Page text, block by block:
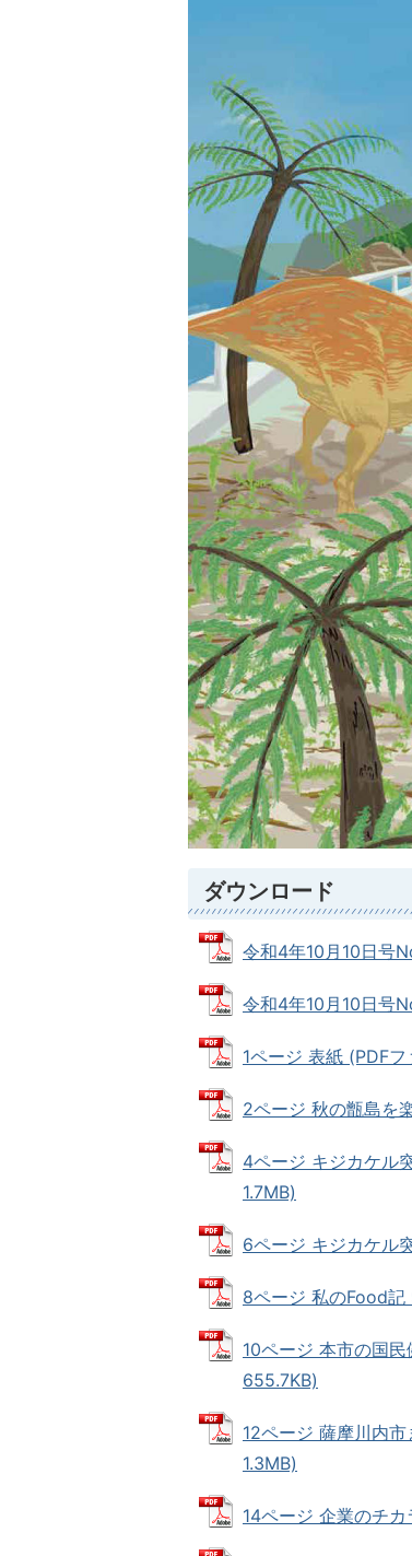
ダウンロード
令和4年10月10日号
令和4年10月10日号
1ページ 表紙 (PDF
2ページ 秋の甑島を
4ページ キジカケル
1.7MB)
6ページ キジカケル
8ページ 私のFood記
10ページ 本市の国
655.7KB)
12ページ 薩摩川内
1.3MB)
14ページ 企業のチ